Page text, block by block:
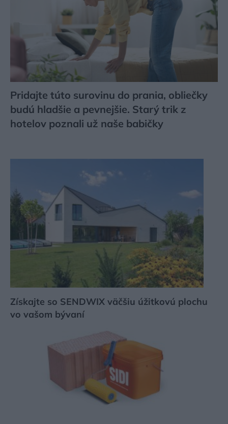
Pridajte túto surovinu do prania, obliečky
budú hladšie a pevnejšie. Starý trik z
hotelov poznali už naše babičky
Získajte so SENDWIX väčšiu úžitkovú plochu
vo vašom bývaní